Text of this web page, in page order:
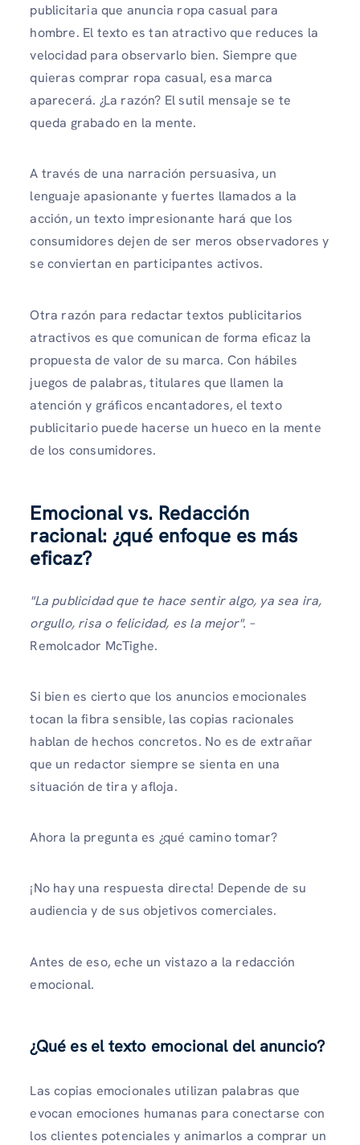
publicitaria que anuncia ropa casual para
hombre. El texto es tan atractivo que reduces la
velocidad para observarlo bien. Siempre que
quieras comprar ropa casual, esa marca
aparecerá. ¿La razón? El sutil mensaje se te
queda grabado en la mente.
A través de una narración persuasiva, un
lenguaje apasionante y fuertes llamados a la
acción, un texto impresionante hará que los
consumidores dejen de ser meros observadores y
se conviertan en participantes activos.
Otra razón para redactar textos publicitarios
atractivos es que comunican de forma eficaz la
propuesta de valor de su marca. Con hábiles
juegos de palabras, titulares que llamen la
atención y gráficos encantadores, el texto
publicitario puede hacerse un hueco en la mente
de los consumidores.
Emocional vs. Redacción
racional: ¿qué enfoque es más
eficaz?
"La publicidad que te hace sentir algo, ya sea ira,
orgullo, risa o felicidad, es la mejor". –
Remolcador McTighe.
Si bien es cierto que los anuncios emocionales
tocan la fibra sensible, las copias racionales
hablan de hechos concretos. No es de extrañar
que un redactor siempre se sienta en una
situación de tira y afloja.
Ahora la pregunta es ¿qué camino tomar?
¡No hay una respuesta directa! Depende de su
audiencia y de sus objetivos comerciales.
Antes de eso, eche un vistazo a la redacción
emocional.
¿Qué es el texto emocional del anuncio?
Las copias emocionales utilizan palabras que
evocan emociones humanas para conectarse con
los clientes potenciales y animarlos a comprar un